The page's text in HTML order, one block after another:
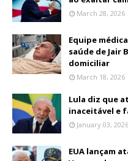
March 28, 2026
Equipe
saúde de Jair
domiciliar
March 18, 2026
Lula diz que
inaceitável e
January 03, 2026
EUA lançam